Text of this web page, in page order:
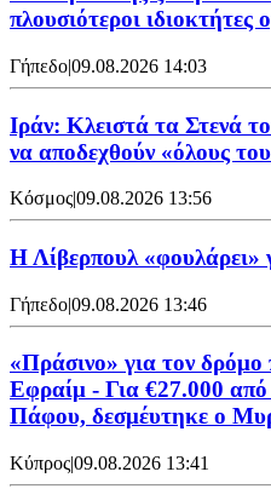
πλουσιότεροι ιδιοκτήτες
Γήπεδο|09.08.2026 14:03
Ιράν: Κλειστά τα Στενά
να αποδεχθούν «όλους
Κόσμος|09.08.2026 13:56
Η Λίβερπουλ «φουλάρει»
Γήπεδο|09.08.2026 13:46
«Πράσινο» για τον
Εφραίμ - Για €27.000
Πάφου, δεσμέυτηκε ο
Κύπρος|09.08.2026 13:41